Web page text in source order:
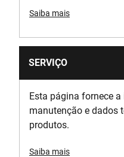
Saiba mais
SERVIÇO
Esta página fornece
manutenção e dados
produtos.
Saiba mais